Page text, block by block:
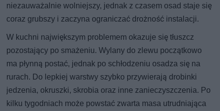
niezauważalnie wolniejszy, jednak z czasem osad staje się
coraz grubszy i zaczyna ograniczać drożność instalacji.
W kuchni największym problemem okazuje się tłuszcz
pozostający po smażeniu. Wylany do zlewu początkowo
ma płynną postać, jednak po schłodzeniu osadza się na
rurach. Do lepkiej warstwy szybko przywierają drobinki
jedzenia, okruszki, skrobia oraz inne zanieczyszczenia. Po
kilku tygodniach może powstać zwarta masa utrudniająca